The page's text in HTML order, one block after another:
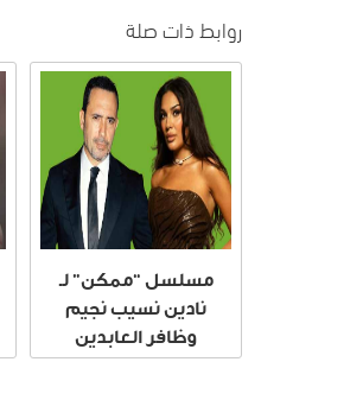
روابط ذات صلة
مسلسل “ممكن” لـ
نادين نسيب نجيم
وظافر العابدين